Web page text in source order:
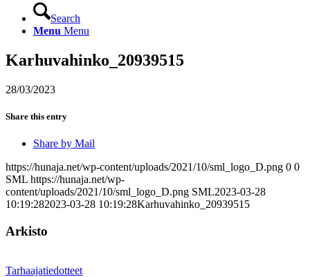
Search
Menu Menu
Karhuvahinko_20939515
28/03/2023
Share this entry
Share by Mail
https://hunaja.net/wp-content/uploads/2021/10/sml_logo_D.png 0 0
SML https://hunaja.net/wp-
content/uploads/2021/10/sml_logo_D.png SML2023-03-28
10:19:282023-03-28 10:19:28Karhuvahinko_20939515
Arkisto
Tarhaajatiedotteet